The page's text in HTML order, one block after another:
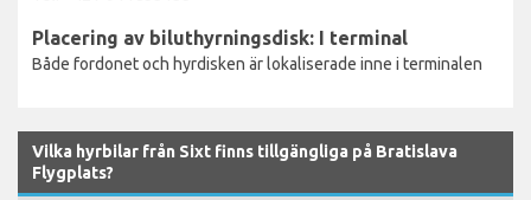
Placering av biluthyrningsdisk: I terminal
Både fordonet och hyrdisken är lokaliserade inne i terminalen
Vilka hyrbilar från Sixt finns tillgängliga på Bratislava
Flygplats?